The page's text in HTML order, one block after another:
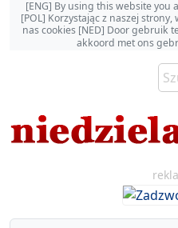
[ENG] By using this website you
[POL] Korzystając z naszej
nas cookies [NED] Door gebruik
akkoord met ons